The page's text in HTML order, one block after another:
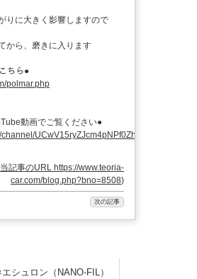
りに大きく影響しますので
から、磨きに入ります
ちら●
polmar.php
動画でご覧ください●
UCwV15ryZJcm4pNPf0ZhXu9g
当記事のURL https://www.teoria-
car.com/blog.php?bno=8508)
次の記事
シュロン（NANO-FIL）